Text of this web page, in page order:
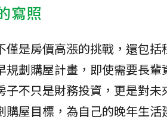
寫照
是房價高漲的挑戰，還包括
劃購屋計畫，即使需要長輩
不只是財務投資，更是對未
屋目標，為自己的晚年生活